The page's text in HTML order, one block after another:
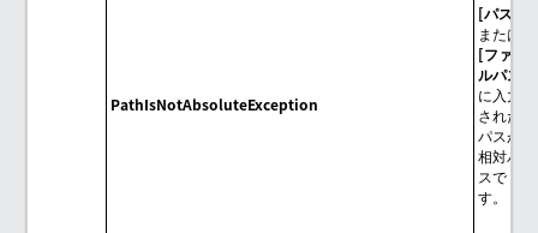
PathIsNotAbsoluteException
パス
または
ファイ
ルパス
に入力
された
パスが
相対パ
スで
す。